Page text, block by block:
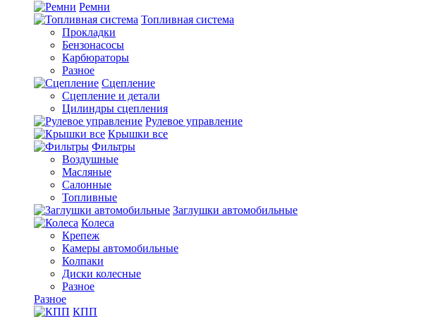
Ремни
Топливная система
Прокладки
Бензонасосы
Карбюраторы
Разное
Сцепление
Сцепление и детали
Цилиндры сцепления
Рулевое управление
Крышки все
Фильтры
Воздушные
Масляные
Салонные
Топливные
Заглушки автомобильные
Колеса
Крепеж
Камеры автомобильные
Колпаки
Диски колесные
Разное
Разное
КПП